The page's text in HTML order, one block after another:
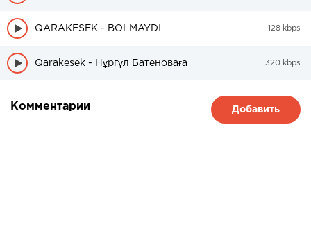
QARAKESEK - BOLMAYDI 128 kbps
Qarakesek - Нұргүл Батеноваға 320 kbps
Комментарии Добавить